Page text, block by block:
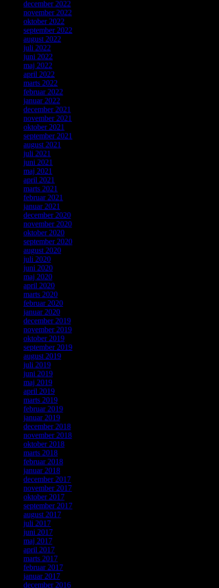
december 2022
november 2022
oktober 2022
september 2022
august 2022
juli 2022
juni 2022
maj 2022
april 2022
marts 2022
februar 2022
januar 2022
december 2021
november 2021
oktober 2021
september 2021
august 2021
juli 2021
juni 2021
maj 2021
april 2021
marts 2021
februar 2021
januar 2021
december 2020
november 2020
oktober 2020
september 2020
august 2020
juli 2020
juni 2020
maj 2020
april 2020
marts 2020
februar 2020
januar 2020
december 2019
november 2019
oktober 2019
september 2019
august 2019
juli 2019
juni 2019
maj 2019
april 2019
marts 2019
februar 2019
januar 2019
december 2018
november 2018
oktober 2018
marts 2018
februar 2018
januar 2018
december 2017
november 2017
oktober 2017
september 2017
august 2017
juli 2017
juni 2017
maj 2017
april 2017
marts 2017
februar 2017
januar 2017
december 2016